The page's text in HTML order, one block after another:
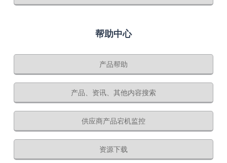
帮助中心
产品帮助
产品、资讯、其他内容搜索
供应商产品宕机监控
资源下载